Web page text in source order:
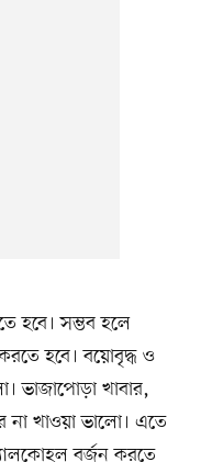
হবে। সম্ভব হলে
করতে হবে। বয়োবৃদ্ধ ও
ভাজাপোড়া খাবার,
না খাওয়া ভালো। এতে
বর্জন করতে